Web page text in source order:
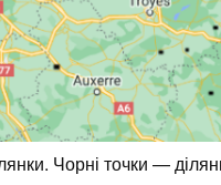
Чорні точки —